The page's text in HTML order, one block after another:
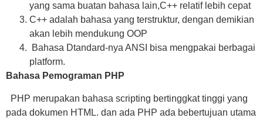
yang sama buatan bahasa lain,C++ relatif lebih cepat
C++ adalah bahasa yang terstruktur, dengan demikian
akan lebih mendukung OOP
Bahasa Dtandard-nya ANSI bisa mengpakai berbagai
platform.
Bahasa Pemograman PHP
PHP merupakan bahasa scripting bertinggkat tinggi yang
pada dokumen HTML. dan ada PHP ada bebertujuan utama